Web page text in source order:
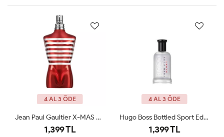
4 AL 3 ÖDE
Jean Paul Gaultier X-MAS Edition 125 Ml Tester Parfüm
1,399 TL
4 AL 3 ÖDE
Hugo Boss Bottled Sport Edt 100ml Erkek Tester Parfüm
1,399 TL